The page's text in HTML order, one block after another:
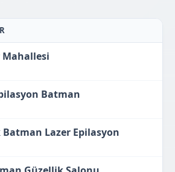
Batman
Lazer Epilasyon